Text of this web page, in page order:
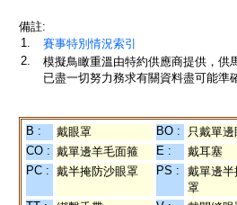
備註:
1.
賽事特別情況索引
2.
模擬鳥瞰重溫由特約供應商提供，供
已盡一切努力務求有關資料盡可能
B : 戴眼罩 BO : 只戴單邊
CO : 戴單邊羊毛面箍 E : 戴耳塞
PC : 戴半掩防沙眼罩 PS :
戴單邊半
罩